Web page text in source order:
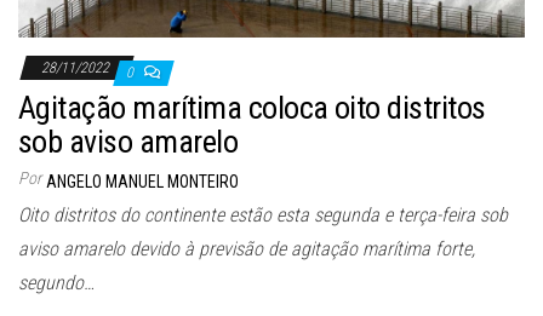
28/11/2022 0
Agitação marítima coloca oito distritos
sob aviso amarelo
Por ANGELO MANUEL MONTEIRO
Oito distritos do continente estão esta segunda e terça-feira sob
aviso amarelo devido à previsão de agitação marítima forte,
segundo…